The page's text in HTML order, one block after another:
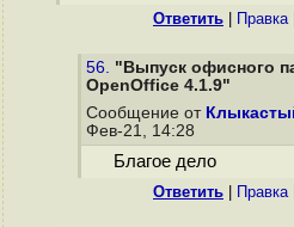
Ответить Правка|
56. "Выпуск офисного
OpenOffice 4.1.9"
Сообщение от
Фев-21, 14:28
Благое дело
Ответить Правка|